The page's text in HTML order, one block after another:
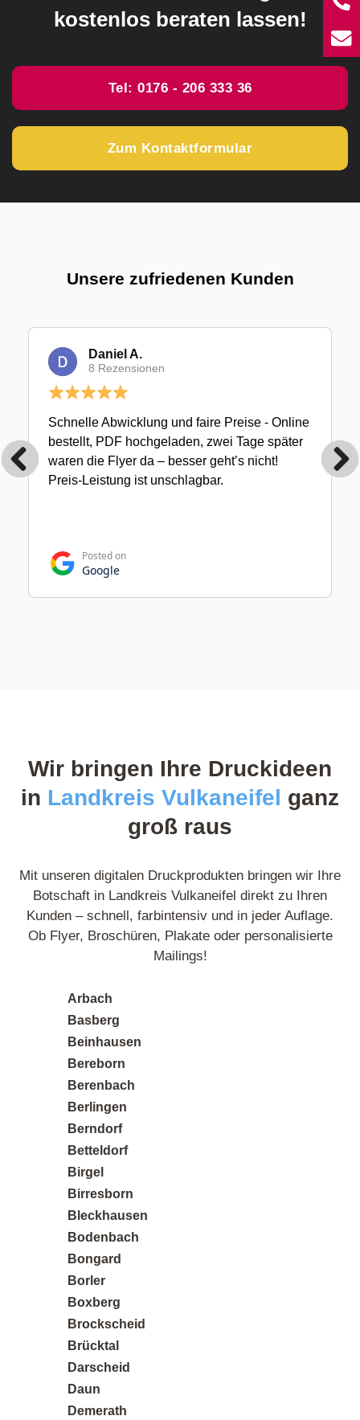
kostenlos beraten lassen!
Tel: 0176 - 206 333 36
Zum Kontaktformular
Unsere zufriedenen Kunden
Daniel A.
8 Rezensionen
Schnelle Abwicklung und faire Preise - Online
bestellt, PDF hochgeladen, zwei Tage später
waren die Flyer da – besser geht’s nicht!
Preis-Leistung ist unschlagbar.
Posted on
Google
Wir bringen Ihre Druckideen
in Landkreis Vulkaneifel ganz
groß raus
Mit unseren digitalen Druckprodukten bringen wir Ihre
Botschaft in Landkreis Vulkaneifel direkt zu Ihren
Kunden – schnell, farbintensiv und in jeder Auflage.
Ob Flyer, Broschüren, Plakate oder personalisierte
Mailings!
Arbach
Basberg
Beinhausen
Bereborn
Berenbach
Berlingen
Berndorf
Betteldorf
Birgel
Birresborn
Bleckhausen
Bodenbach
Bongard
Borler
Boxberg
Brockscheid
Brücktal
Darscheid
Daun
Demerath